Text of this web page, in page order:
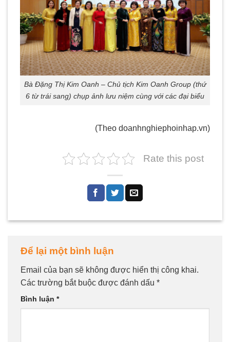
Bà Đặng Thị Kim Oanh – Chủ tịch Kim Oanh Group (thứ
6 từ trái sang) chụp ảnh lưu niệm cùng với các đại biểu
(Theo doanhnghiephoinhap.vn)
Rate this post
Để lại một bình luận
Email của bạn sẽ không được hiển thị công khai.
Các trường bắt buộc được đánh dấu *
Bình luận *